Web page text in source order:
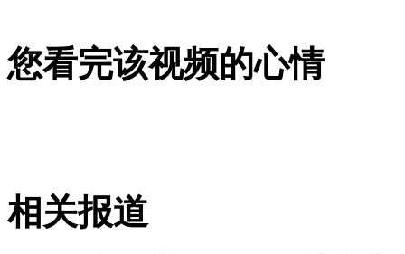
山西运城恶犬咬伤多人 警民合力深夜将其击毙
无痛分娩是否安全 医生回应
您看完该视频的心情
相关报道